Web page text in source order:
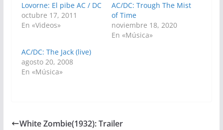
Lovorne: El pibe AC / DC
octubre 17, 2011
En «Videos»
AC/DC: Trough The Mist
of Time
noviembre 18, 2020
En «Música»
AC/DC: The Jack (live)
agosto 20, 2008
En «Música»
White Zombie(1932): Trailer